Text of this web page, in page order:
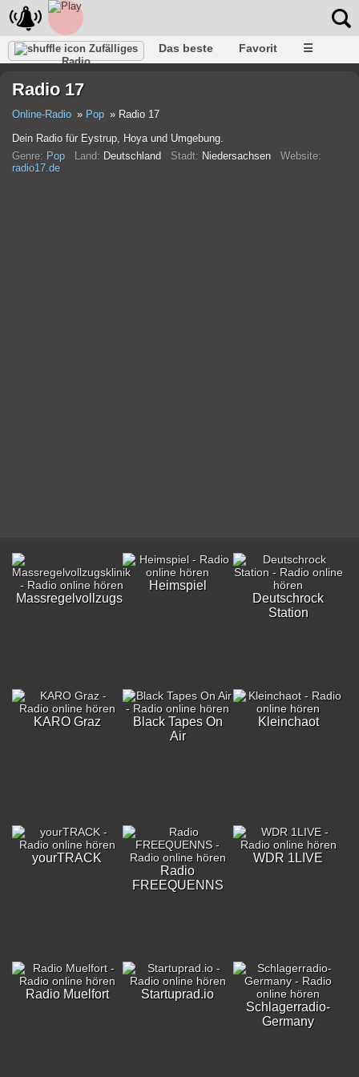
Zufälliges
Radio
Das beste Favorit ☰
Radio 17
Online-Radio Pop
Radio 17
Dein Radio für Eystrup, Hoya und Umgebung.
Genre: Pop Land: Deutschland Stadt: Niedersachsen Website:
radio17.de
Massregelvollzugsklinik
Heimspiel
Deutschrock
Station
KARO Graz
Black Tapes On
Air
Kleinchaot
yourTRACK
Radio
FREEQUENNS
WDR 1LIVE
Radio Muelfort
Startuprad.io
Schlagerradio-
Germany